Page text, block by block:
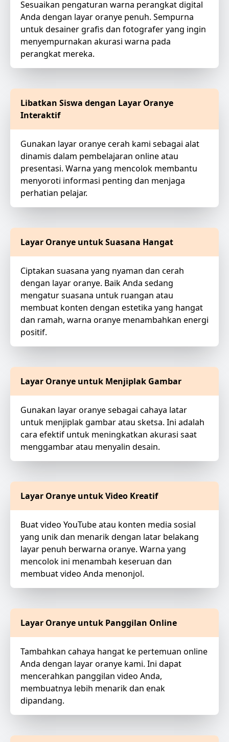
Sesuaikan pengaturan warna perangkat digital
Anda dengan layar oranye penuh. Sempurna
untuk desainer grafis dan fotografer yang ingin
menyempurnakan akurasi warna pada
perangkat mereka.
Libatkan Siswa dengan Layar Oranye
Interaktif
Gunakan layar oranye cerah kami sebagai alat
dinamis dalam pembelajaran online atau
presentasi. Warna yang mencolok membantu
menyoroti informasi penting dan menjaga
perhatian pelajar.
Layar Oranye untuk Suasana Hangat
Ciptakan suasana yang nyaman dan cerah
dengan layar oranye. Baik Anda sedang
mengatur suasana untuk ruangan atau
membuat konten dengan estetika yang hangat
dan ramah, warna oranye menambahkan energi
positif.
Layar Oranye untuk Menjiplak Gambar
Gunakan layar oranye sebagai cahaya latar
untuk menjiplak gambar atau sketsa. Ini adalah
cara efektif untuk meningkatkan akurasi saat
menggambar atau menyalin desain.
Layar Oranye untuk Video Kreatif
Buat video YouTube atau konten media sosial
yang unik dan menarik dengan latar belakang
layar penuh berwarna oranye. Warna yang
mencolok ini menambah keseruan dan
membuat video Anda menonjol.
Layar Oranye untuk Panggilan Online
Tambahkan cahaya hangat ke pertemuan online
Anda dengan layar oranye kami. Ini dapat
mencerahkan panggilan video Anda,
membuatnya lebih menarik dan enak
dipandang.